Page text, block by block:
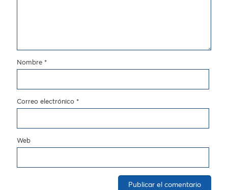
Nombre *
Correo electrónico *
Web